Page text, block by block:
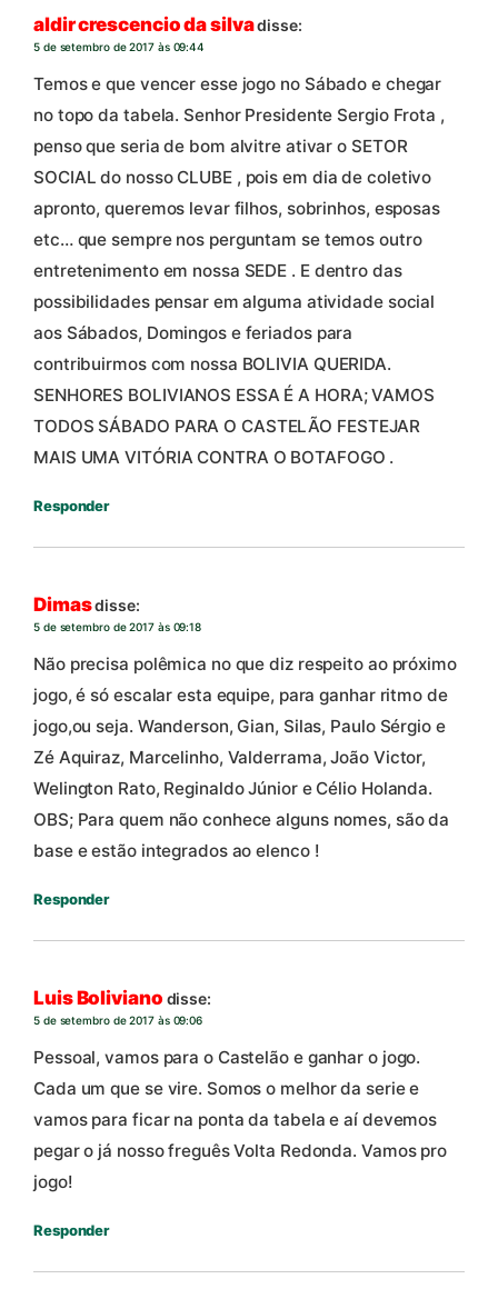
aldir crescencio da silvadisse:
5 de setembro de 2017 às 09:44
Temos e que vencer esse jogo no Sábado e chegar
no topo da tabela. Senhor Presidente Sergio Frota ,
penso que seria de bom alvitre ativar o SETOR
SOCIAL do nosso CLUBE , pois em dia de coletivo
apronto, queremos levar filhos, sobrinhos, esposas
etc… que sempre nos perguntam se temos outro
entretenimento em nossa SEDE . E dentro das
possibilidades pensar em alguma atividade social
aos Sábados, Domingos e feriados para
contribuirmos com nossa BOLIVIA QUERIDA.
SENHORES BOLIVIANOS ESSA É A HORA; VAMOS
TODOS SÁBADO PARA O CASTELÃO FESTEJAR
MAIS UMA VITÓRIA CONTRA O BOTAFOGO .
Responder
Dimasdisse:
5 de setembro de 2017 às 09:18
Não precisa polêmica no que diz respeito ao próximo
jogo, é só escalar esta equipe, para ganhar ritmo de
jogo,ou seja. Wanderson, Gian, Silas, Paulo Sérgio e
Zé Aquiraz, Marcelinho, Valderrama, João Victor,
Welington Rato, Reginaldo Júnior e Célio Holanda.
OBS; Para quem não conhece alguns nomes, são da
base e estão integrados ao elenco !
Responder
Luis Boliviano disse:
5 de setembro de 2017 às 09:06
Pessoal, vamos para o Castelão e ganhar o jogo.
Cada um que se vire. Somos o melhor da serie e
vamos para ficar na ponta da tabela e aí devemos
pegar o já nosso freguês Volta Redonda. Vamos pro
jogo!
Responder